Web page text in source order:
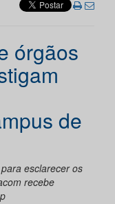
órgãos
de
esclarecer os
recebe